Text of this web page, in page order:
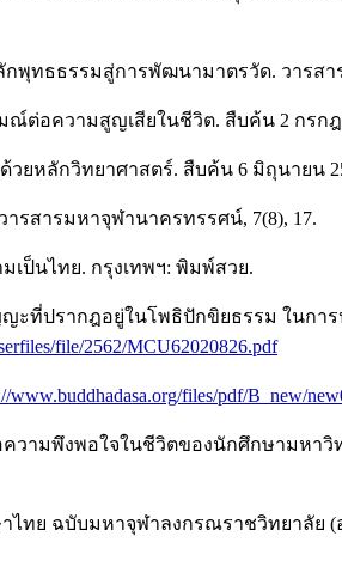
ทธธรรมสู่การพัฒนามาตรวัด. วารสาร
ณ์ต่อความสูญเสียในชีวิต. สืบค้น 2 กรกฎ
วยหลักวิทยาศาสตร์. สืบค้น 6 มิถุนายน
รสารมหาจุฬานาครทรรศน์, 7(8), 17.
เป็นไทย. กรุงเทพฯ: พิมพ์สวย.
ะที่ปรากฎอยู่ในโพธิปักขิยธรรม ใน
file/2562/MCU62020826.pdf
www.buddhadasa.org/files/pdf/B_new/
ความพึงพอใจในชีวิตของนักศึกษาม
ทย ฉบับมหาจุฬาลงกรณราชวิทยาลัย (